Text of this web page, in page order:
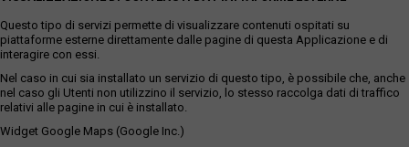
Questo tipo di servizi permette di visualizzare contenuti ospitati su
piattaforme esterne direttamente dalle pagine di questa Applicazione e di
interagire con essi.
Nel caso in cui sia installato un servizio di questo tipo, è possibile che, anche
nel caso gli Utenti non utilizzino il servizio, lo stesso raccolga dati di traffico
relativi alle pagine in cui è installato.
Widget Google Maps (Google Inc.)